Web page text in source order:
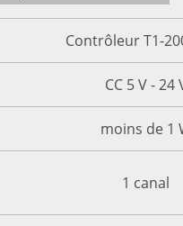
Contrôleur T1-
CC 5 V - 24
moins de 1
1 canal